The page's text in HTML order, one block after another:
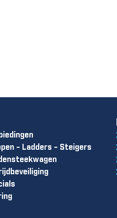
- Ladders - Steigers